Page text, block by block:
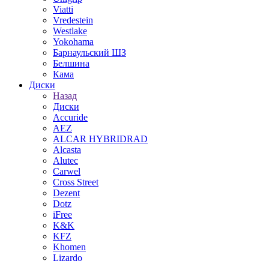
Viatti
Vredestein
Westlake
Yokohama
Барнаульский ШЗ
Белшина
Кама
Диски
Назад
Диски
Accuride
AEZ
ALCAR HYBRIDRAD
Alcasta
Alutec
Carwel
Cross Street
Dezent
Dotz
iFree
K&K
KFZ
Khomen
Lizardo